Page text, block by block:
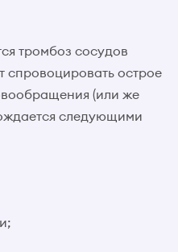
тромбоз сосудов
спровоцировать острое
(или же
следующими